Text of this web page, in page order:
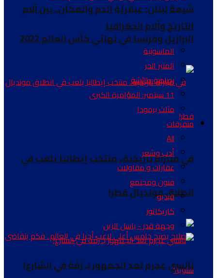
البرازيل وفرنسا في نهائي كأس العالم 2022
في مباراة تاريخية.. منتخب إيطاليا يلعب في
انطلاق مونديال قطر!
شيعة لبنان: عبقريّة الدم والمكان.. بين آلام
التاريخ وآلام الجغرافيا
الماسونية
المنبر الحر
رصاصة طائشة
11 سبتمبر: المؤامرة الكبرى
مثلث برمودا
متفرقات
All
أدب وشعر
عقارات و مقاولات
فنون ومجتمع
فيديو
كاريكاتور
وجهة قدر - باسل الزين
نانسي عجرم تعد الجمهور بـ زفّة في الشارع!